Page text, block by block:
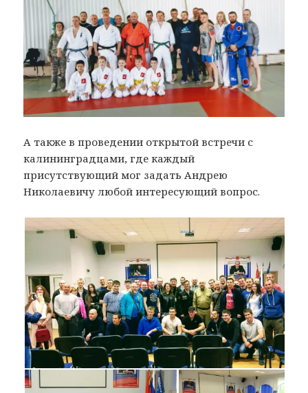
А также в проведении открытой встречи с
калининградцами, где каждый
присутствующий мог задать Андрею
Николаевичу любой интересующий вопрос.